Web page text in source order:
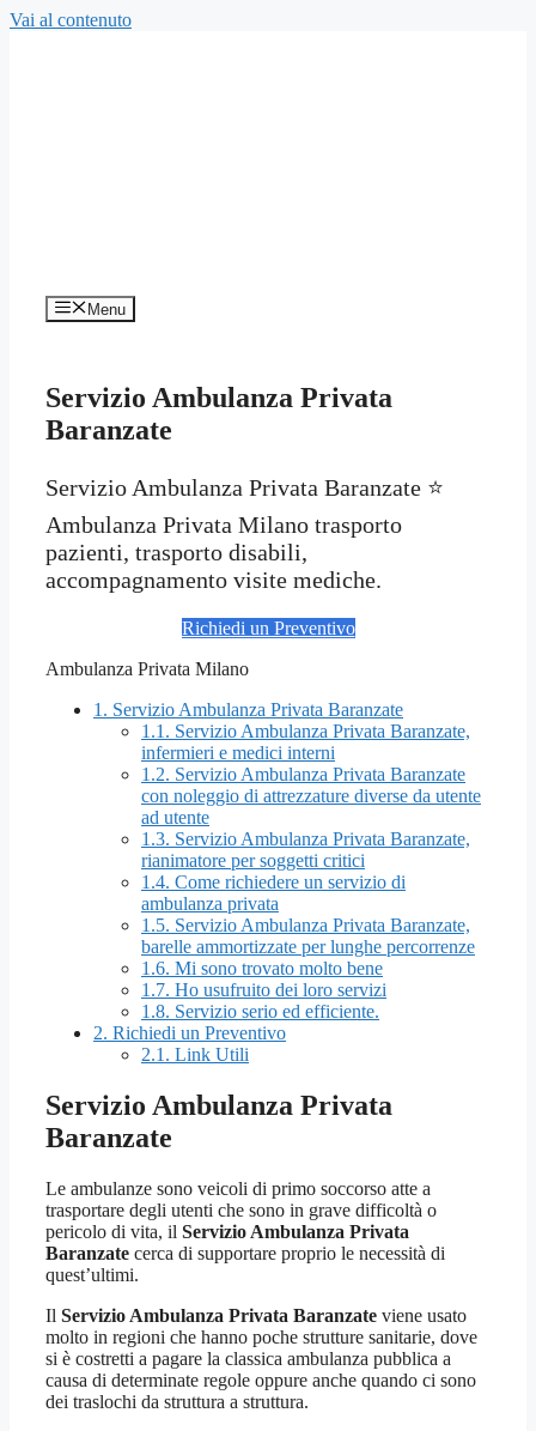
Vai al contenuto
Menu
Servizio Ambulanza Privata
Baranzate
Servizio Ambulanza Privata Baranzate ⭐
Ambulanza Privata Milano trasporto
pazienti, trasporto disabili,
accompagnamento visite mediche.
Richiedi un Preventivo
Ambulanza Privata Milano
1. Servizio Ambulanza Privata Baranzate
1.1. Servizio Ambulanza Privata Baranzate,
infermieri e medici interni
1.2. Servizio Ambulanza Privata Baranzate
con noleggio di attrezzature diverse da utente
ad utente
1.3. Servizio Ambulanza Privata Baranzate,
rianimatore per soggetti critici
1.4. Come richiedere un servizio di
ambulanza privata
1.5. Servizio Ambulanza Privata Baranzate,
barelle ammortizzate per lunghe percorrenze
1.6. Mi sono trovato molto bene
1.7. Ho usufruito dei loro servizi
1.8. Servizio serio ed efficiente.
2. Richiedi un Preventivo
2.1. Link Utili
Servizio Ambulanza Privata
Baranzate
Le ambulanze sono veicoli di primo soccorso atte a
trasportare degli utenti che sono in grave difficoltà o
pericolo di vita, il Servizio Ambulanza Privata
Baranzate cerca di supportare proprio le necessità di
quest’ultimi.
Il Servizio Ambulanza Privata Baranzate viene usato
molto in regioni che hanno poche strutture sanitarie, dove
si è costretti a pagare la classica ambulanza pubblica a
causa di determinate regole oppure anche quando ci sono
dei traslochi da struttura a struttura.